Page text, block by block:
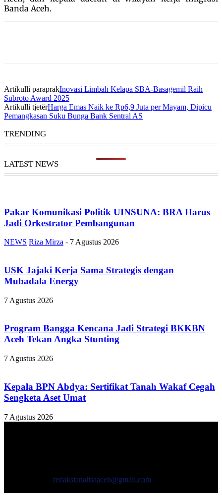
Banda Aceh.
Artikulli paraprakInovasi Limbah Kelapa SBA-Basagemil Raih
Subroto Award 2025
Artikulli tjetërHarga Emas Naik ke Rp6,9 Juta per Mayam, Dipicu
Pemangkasan Suku Bunga Bank Sentral AS
TRENDING
LATEST NEWS
Pakar Komunikasi Politik UINSUNA: BRA Harus
Jadi Orkestrator Pembangunan
NEWS Riza Mirza - 7 Agustus 2026
USK Jajaki Kerja Sama Strategis dengan
Mubadala Energy
7 Agustus 2026
Program Bangga Kencana Jadi Strategi BKKBN
Aceh Tekan Angka Stunting
7 Agustus 2026
Kepala BPN Abdya: Sertifikat Tanah Wakaf Cegah
Sengketa Aset Umat
7 Agustus 2026
redaksianalisaaceh@gmail.com